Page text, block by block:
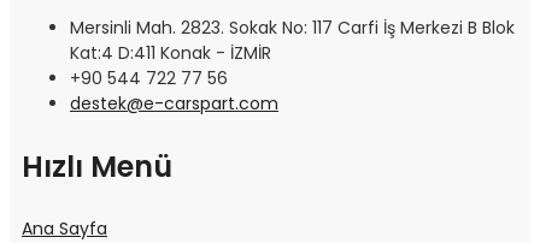
Mersinli Mah. 2823. Sokak No: 117 Carfi İş Merkezi B Blok
Kat:4 D:411 Konak - İZMİR
+90 544 722 77 56
destek@e-carspart.com
Hızlı Menü
Ana Sayfa